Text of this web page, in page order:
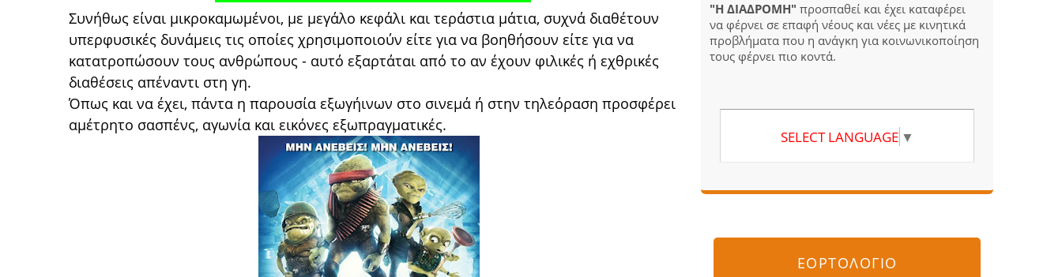
Συνήθως είναι μικροκαμωμένοι, με μεγάλο κεφάλι και τεράστια μάτια, συχνά διαθέτουν
υπερφυσικές δυνάμεις τις οποίες χρησιμοποιούν είτε για να βοηθήσουν είτε για να
κατατροπώσουν τους ανθρώπους - αυτό εξαρτάται από το αν έχουν φιλικές ή εχθρικές
διαθέσεις απέναντι στη γη.
Όπως και να έχει, πάντα η παρουσία εξωγήινων στο σινεμά ή στην τηλεόραση προσφέρει
αμέτρητο σασπένς, αγωνία και εικόνες εξωπραγματικές.
"Η ΔΙΑΔΡΟΜΗ" προσπαθεί και έχει καταφέρει
να φέρνει σε επαφή νέους και νέες με κινητικά
προβλήματα που η ανάγκη για κοινωνικοποίηση
τους φέρνει πιο κοντά.
SELECT LANGUAGE ▼
ΕΟΡΤΟΛΟΓΙΟ